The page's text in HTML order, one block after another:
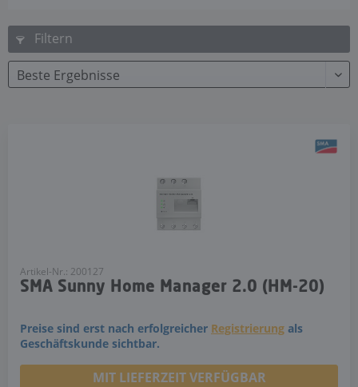
Filtern
Artikel-Nr.: 200127
SMA Sunny Home Manager 2.0 (HM-20)
Preise sind erst nach erfolgreicher Registrierung als
Geschäftskunde sichtbar.
MIT LIEFERZEIT VERFÜGBAR